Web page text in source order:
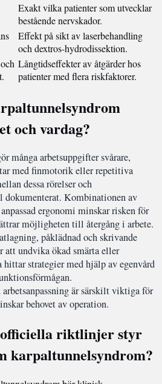
Exakt vilka patienter som utvecklar
bestående nervskador.
Effekt på sikt av laserbehandling
och dextros-hydrodissektion.
Långtidseffekter av åtgärder hos
patienter med flera riskfaktorer.
och vardag?
många arbetsuppgifter svårare,
med finmotorik eller repetitiva
dessa rörelser och
dokumenterat. Kombinationen av
ergonomi minskar risken för
möjligheten till återgång i arbete.
påklädnad och skrivande
att undvika ökad smärta eller
strategier med hjälp av egenvård
arbetsanpassning är särskilt viktiga för
behovet av operation.
riktlinjer styr
karpaltunnelsyndrom?